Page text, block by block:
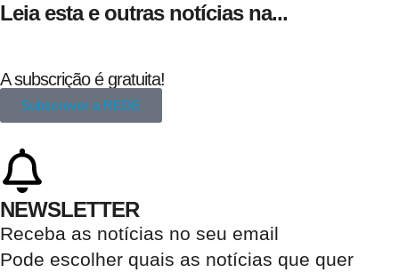
Leia esta e outras notícias na...
A subscrição é gratuita!
Subscrever a REDE
NEWSLETTER
Receba as notícias no seu email​
Pode escolher quais as notícias que quer